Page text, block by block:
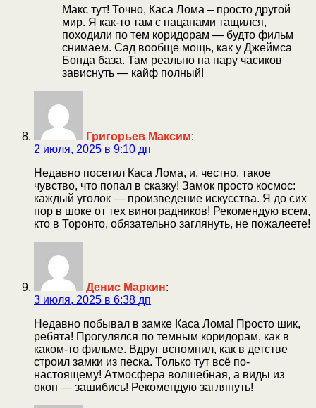
Макс тут! Точно, Каса Лома – просто другой
мир. Я как-то там с пацанами тащился,
походили по тем коридорам — будто фильм
снимаем. Сад вообще мощь, как у Джеймса
Бонда база. Там реально на пару часиков
зависнуть — кайф полный!
Григорьев Максим:
2 июля, 2025 в 9:10 дп
Недавно посетил Каса Лома, и, честно, такое
чувство, что попал в сказку! Замок просто космос:
каждый уголок — произведение искусства. Я до сих
пор в шоке от тех виноградников! Рекомендую всем,
кто в Торонто, обязательно заглянуть, не пожалеете!
Денис Маркин:
3 июля, 2025 в 6:38 дп
Недавно побывал в замке Каса Лома! Просто шик,
ребята! Прогулялся по темным коридорам, как в
каком-то фильме. Вдруг вспомнил, как в детстве
строил замки из песка. Только тут всё по-
настоящему! Атмосфера волшебная, а виды из
окон — зашибиcь! Рекомендую заглянуть!